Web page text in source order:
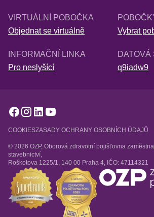
VIRTUÁLNÍ POBOČKA
Objednat se virtuálně
Vybrat
INFORMAČNÍ LINKA
Pro neslyšící
DATOVÁ
q9iadw9
COOKIESZASADY OCHRANY OSOBNÍCH ÚDAJŮ
© 2026 OZP, Oborová zdravotní pojišťovna
stavebnictví,
Roškotova 1225/1, 140 00 Praha 4, IČO: 47114321